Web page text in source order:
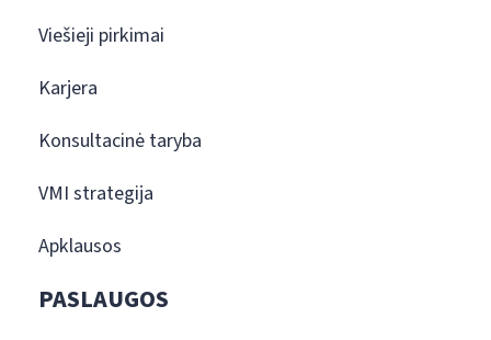
Viešieji pirkimai
Karjera
Konsultacinė taryba
VMI strategija
Apklausos
PASLAUGOS